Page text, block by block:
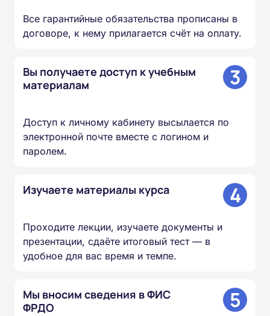
Все гарантийные обязательства прописаны в
договоре, к нему прилагается счёт на оплату.
Вы получаете доступ к учебным
материалам
3
Доступ к личному кабинету высылается по
электронной почте вместе с логином и
паролем.
Изучаете материалы курса 4
Проходите лекции, изучаете документы и
презентации, сдаёте итоговый тест — в
удобное для вас время и темпе.
Мы вносим сведения в ФИС
ФРДО
5